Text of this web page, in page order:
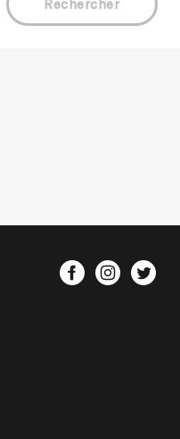
Rechercher